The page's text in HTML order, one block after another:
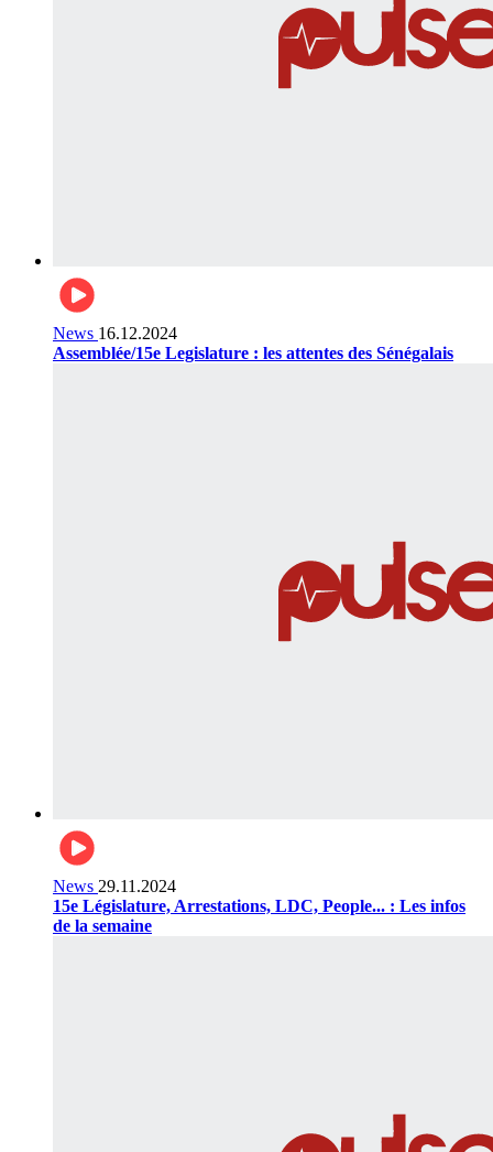
News 16.12.2024
Assemblée/15e Legislature : les attentes des Sénégalais
News 29.11.2024
15e Législature, Arrestations, LDC, People... : Les infos
de la semaine